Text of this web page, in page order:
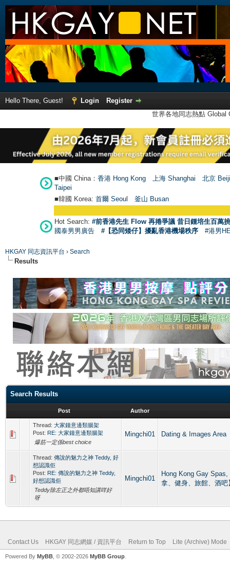
Hello There, Guest! Login
Register
世界各地同志熱點
■中國 China： 香港 Hong Kong 上海 Shanghai
北京
Taipei
■韓國 Korea: 首爾 Seoul 釜山 Busan
Hot Search: #前香港先生 Flow 再捲爭議 昔日鍾培生百萬
國泰男男廣告
#【恐同矮仔】擾亂香港機場秩序 #港男
HKGAY 同志資訊平台 › Search
Results
Search Results
Post Author
Thread: 大家鐘意邊類腸架
Post: RE: 大家鐘意邊類腸架
爆筋一定係best choice
Mingchi01 Dating & Images Area
Thread: 傳說的魅力之神 Teddy, 好
想認識佢
Post: RE: 傳說的魅力之神 Teddy,
好想認識佢
Teddy除左正之外都唔知講咩好
呀
Mingchi01
Hong Kong Gay
拿、健身、旅館、酒吧
Contact Us HKGAY 同志網媒 / 資訊平台 Return to Top Lite (Archive) Mode
Powered By MyBB , © 2002-2026 MyBB Group